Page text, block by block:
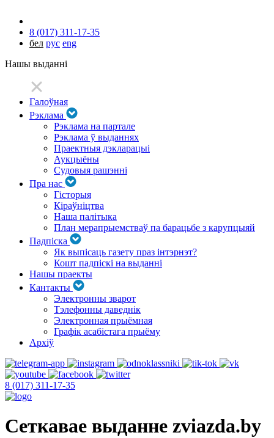
8 (017) 311-17-35
бел рус eng
Нашы выданні
Галоўная
Рэклама
Рэклама на партале
Рэклама ў выданнях
Праектныя дэкларацыі
Аукцыёны
Судовыя рашэнні
Пра нас
Гісторыя
Кіраўніцтва
Наша палітыка
План мерапрыемстваў па барацьбе з карупцыяй
Падпіска
Як выпісаць газету праз інтэрнэт?
Кошт падпіскі на выданні
Нашы праекты
Кантакты
Электронны зварот
Тэлефонны даведнік
Электронная прыёмная
Графік асабістага прыёму
Архіў
8 (017) 311-17-35
Сеткавае выданне zviazda.by